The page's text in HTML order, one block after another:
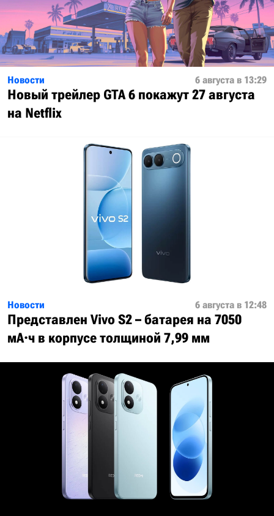
Новости 6 августа в 13:29
Новый трейлер GTA 6 покажут 27 августа
на Netflix
Новости 6 августа в 12:48
Представлен Vivo S2 – батарея на 7050
мА·ч в корпусе толщиной 7,99 мм